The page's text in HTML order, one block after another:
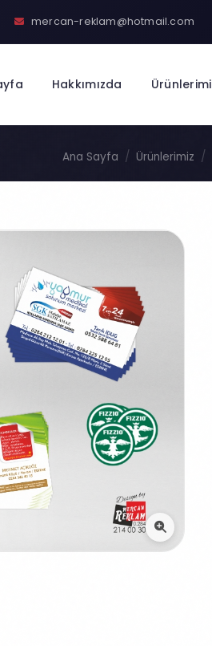
mercan-reklam@hotmail.com
Hakkımızda
Ana Sayfa Ürünlerimiz